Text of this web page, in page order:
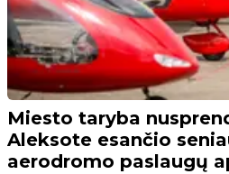
Miesto taryba
Aleksote esančio
aerodromo paslaugų